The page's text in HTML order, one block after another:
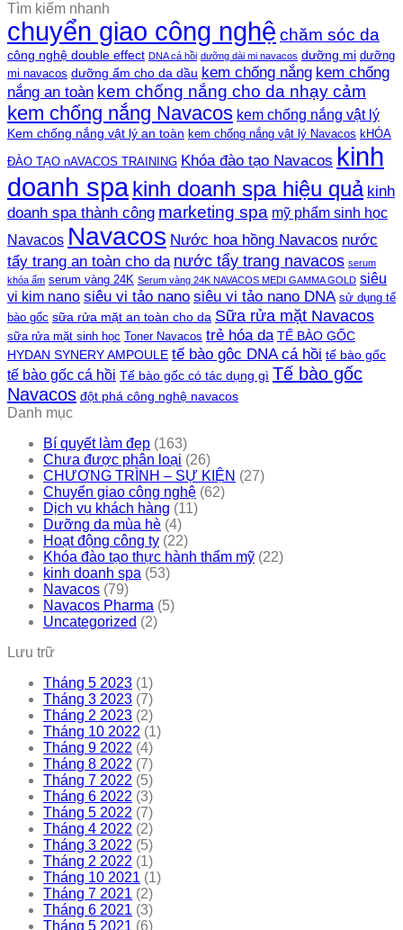
Tìm kiếm nhanh
chuyển giao công nghệ chăm sóc da
công nghệ double effect DNA cá hồi dưỡng dài mi navacos dưỡng mi dưỡng
mi navacos dưỡng ẩm cho da dầu kem chống nắng kem chống
nắng an toàn kem chống nắng cho da nhạy cảm
kem chống nắng Navacos kem chống nắng vật lý
Kem chống nắng vật lý an toàn kem chống nắng vật lý Navacos kHÓA
ĐÀO TẠO nAVACOS TRAINING Khóa đào tạo Navacos kinh
doanh spa kinh doanh spa hiệu quả kinh
doanh spa thành công marketing spa mỹ phẩm sinh học
Navacos Navacos Nước hoa hồng Navacos nước
tẩy trang an toàn cho da nước tẩy trang navacos serum
khóa ẩm serum vàng 24K Serum vàng 24K NAVACOS MEDI GAMMA GOLD siêu
vi kim nano siêu vi tảo nano siêu vi tảo nano DNA sử dụng tế
bào gốc sữa rửa mặt an toàn cho da Sữa rửa mặt Navacos
sữa rửa mặt sinh học Toner Navacos trẻ hóa da TẾ BÀO GỐC
HYDAN SYNERY AMPOULE tế bào gôc DNA cá hồi tế bào gốc
tế bào gốc cá hồi Tế bào gốc có tác dụng gì Tế bào gốc
Navacos đột phá công nghệ navacos
Danh mục
Bí quyết làm đẹp (163)
Chưa được phân loại (26)
CHƯƠNG TRÌNH – SỰ KIỆN (27)
Chuyển giao công nghệ (62)
Dịch vụ khách hàng (11)
Dưỡng da mùa hè (4)
Hoạt động công ty (22)
Khóa đào tạo thực hành thẩm mỹ (22)
kinh doanh spa (53)
Navacos (79)
Navacos Pharma (5)
Uncategorized (2)
Lưu trữ
Tháng 5 2023 (1)
Tháng 3 2023 (7)
Tháng 2 2023 (2)
Tháng 10 2022 (1)
Tháng 9 2022 (4)
Tháng 8 2022 (7)
Tháng 7 2022 (5)
Tháng 6 2022 (3)
Tháng 5 2022 (7)
Tháng 4 2022 (2)
Tháng 3 2022 (5)
Tháng 2 2022 (1)
Tháng 10 2021 (1)
Tháng 7 2021 (2)
Tháng 6 2021 (3)
Tháng 5 2021 (6)